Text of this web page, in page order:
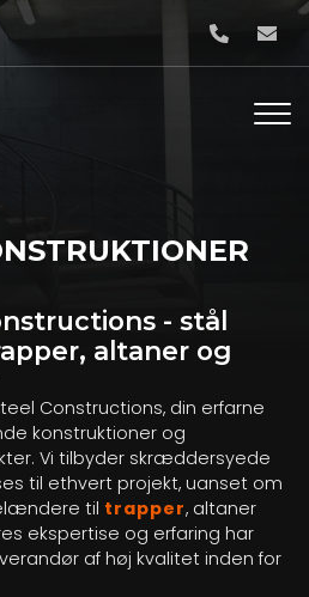
- stål
altaner og
Constructions, din erfarne
konstruktioner og
Vi tilbyder skræddersyede
til ethvert projekt, uanset om
til trapper, altaner
ekspertise og erfaring har
af høj kvalitet inden for